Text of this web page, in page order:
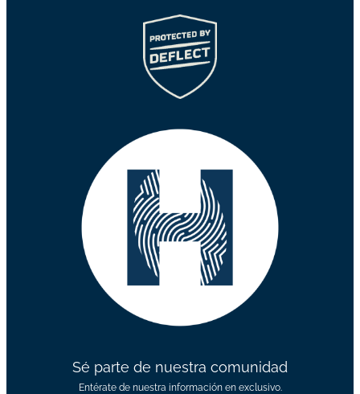
Sé parte de nuestra comunidad
Entérate de nuestra información en exclusivo.